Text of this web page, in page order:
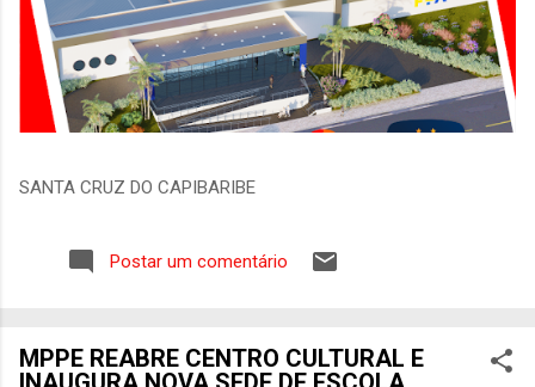
SANTA CRUZ DO CAPIBARIBE
Postar um comentário
MPPE REABRE CENTRO CULTURAL E